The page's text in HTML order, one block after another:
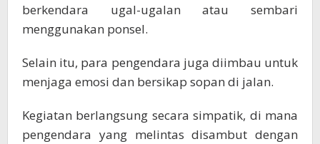
berkendara ugal-ugalan atau sembari
menggunakan ponsel.
Selain itu, para pengendara juga diimbau untuk
menjaga emosi dan bersikap sopan di jalan.
Kegiatan berlangsung secara simpatik, di mana
pengendara yang melintas disambut dengan